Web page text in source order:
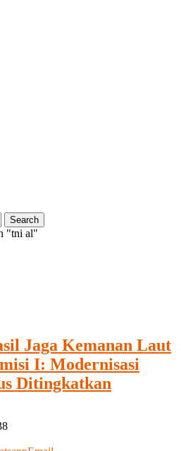
Search
"tni al"
Jaga Kemanan Laut
I: Modernisasi
Ditingkatkan